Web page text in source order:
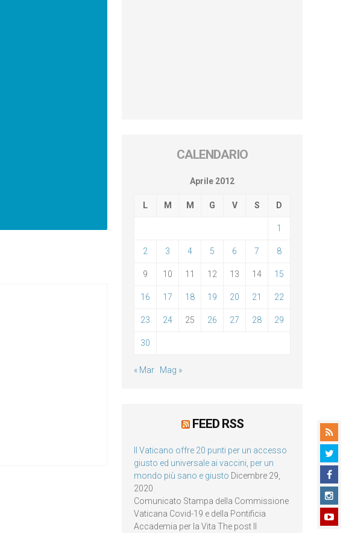
CALENDARIO
Aprile 2012
L M M G V S D
1
2 3 4 5 6 7 8
9 10 11 12 13 14 15
16 17 18 19 20 21 22
23 24 25 26 27 28 29
30
« Mar Mag »
FEED RSS
Il Vaticano offre 20 punti per un accesso
giusto ed universale ai vaccini, per un
mondo più sano e giusto Dicembre 29,
2020
Comunicato Stampa della Commissione
Vaticana Covid-19 e della Pontificia
Accademia per la Vita The post Il